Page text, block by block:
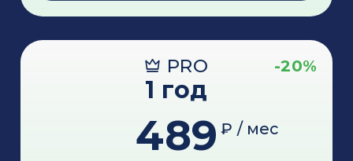
PRO -20%
1 год
489 ₽ / мес